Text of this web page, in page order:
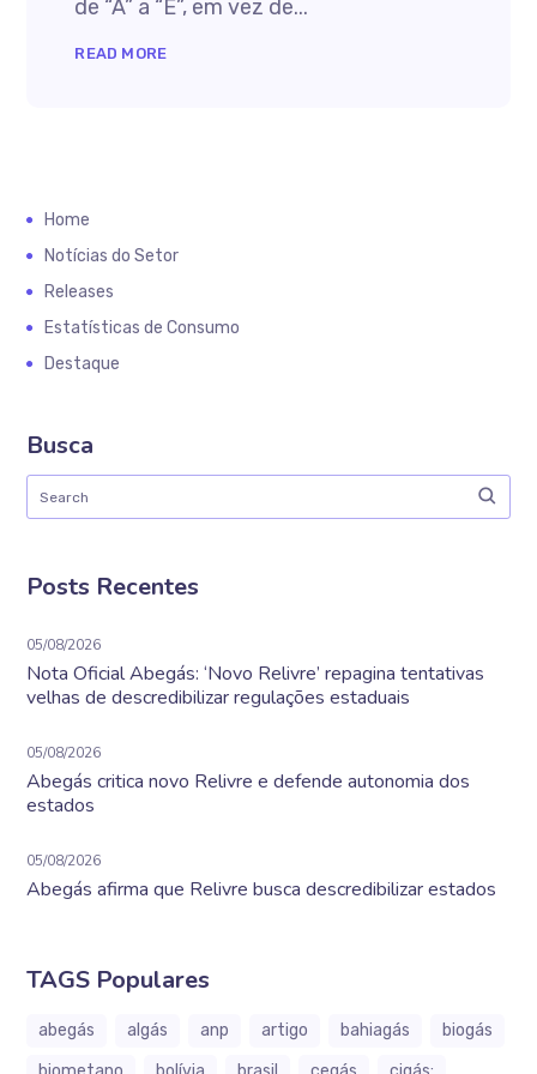
de “A” a “E”, em vez de...
READ MORE
Home
Notícias do Setor
Releases
Estatísticas de Consumo
Destaque
Busca
Posts Recentes
05/08/2026
Nota Oficial Abegás: ‘Novo Relivre’ repagina tentativas
velhas de descredibilizar regulações estaduais
05/08/2026
Abegás critica novo Relivre e defende autonomia dos
estados
05/08/2026
Abegás afirma que Relivre busca descredibilizar estados
TAGS Populares
abegás algás anp artigo bahiagás
biogás